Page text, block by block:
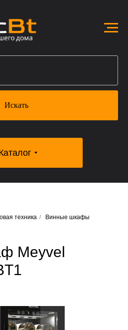
Искать
техника / Винные шкафы
Meyvel